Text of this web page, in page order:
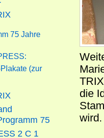
die
wird.
75 Jahre
(zur
75
2 C 1